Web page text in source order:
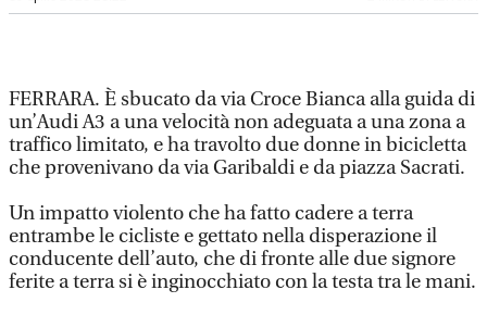
FERRARA. È sbucato da via Croce Bianca alla guida di
un’Audi A3 a una velocità non adeguata a una zona a
traffico limitato, e ha travolto due donne in bicicletta
che provenivano da via Garibaldi e da piazza Sacrati.
Un impatto violento che ha fatto cadere a terra
entrambe le cicliste e gettato nella disperazione il
conducente dell’auto, che di fronte alle due signore
ferite a terra si è inginocchiato con la testa tra le mani.